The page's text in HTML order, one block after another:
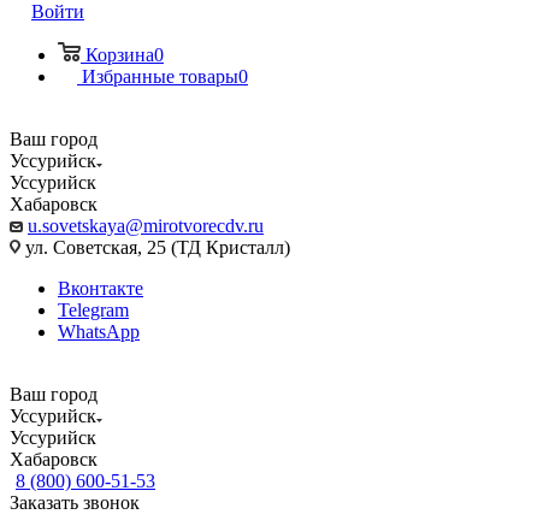
Войти
Корзина0
Избранные товары0
Ваш город
Уссурийск
Уссурийск
Хабаровск
u.sovetskaya@mirotvorecdv.ru
ул. Советская, 25 (ТД Кристалл)
Вконтакте
Telegram
WhatsApp
Ваш город
Уссурийск
Уссурийск
Хабаровск
8 (800) 600-51-53
Заказать звонок